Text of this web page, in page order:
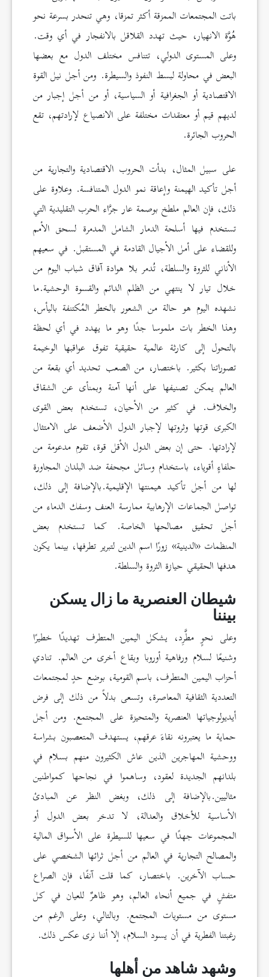
باتت المجتمعات الممزقة أكثر تمزقا، وهي تنحدر بسرعة نحو
هُوَّة الانهيار، حيث تهدد القلاقل بالانفجار في أي وقت.
وعلى المستوى الدولي، تتنافس مختلف الدول مع بعضها
البعض في محاولة لبسط النفوذ والسيطرة. ومن أجل نيل القوة
الاقتصادية أو الجغرافية أو السياسية، أو من أجل إجبار من
لديهم قيم أو معتقدات مختلفة على الانصياع لإرادتهم، تقع
الحروب الجائرة.
على سبيل المثال، بدأت الحروب الاقتصادية والتجارية من
أجل تأكيد الهيمنة وإعاقة نمو الدول المتنافسة. وعلاوة على
ذلك، فإن العالم ملطخ بوصمة عار جرَّاء الحرب التقليدية التي
تستخدم فيها أسلحة الدمار الشامل المدمرة لسحق الأمم
وللقضاء على أمل الأجيال القادمة في المستقبل. في سعيهم
الأناني للثروة والسلطة، تُدمر بلا هوادة آفاق شباب اليوم من
خلال تيار لا ينتهي من الظلم الدائم والقسوة الوحشية.ما
نشهده اليوم هو حالة من الشعور بالخطر المُكتنفة باليأس،
وهذا الخطر بات ملموسا جدًا وهو ما يهدد في أي لحظة
بالتحول إلى كارثة عالمية حقيقية تفوق عواقبها الوخيمة
تصوراتنا بكثير. باختصار، من الصعب تحديد أي بقعة من
العالم يمكن تصنيفها على أنها آمنة وبمنأى عن الشقاق
والخلاف. في كثير من الأحيان، تستخدم بعض القوى
الكبرى قوتها وثروتها لإجبار الدول الأضعف على الامتثال
لإرادتها. حتى إن بعض الدول الأقل قوة، تقوم مدعومة من
حلفاءٍ أقوياء، باستخدام وسائل مجحفة ضد البلدان المجاورة
لها من أجل تأكيد هيمنتها الإقليمية.بالإضافة إلى ذلك،
تواصل الجماعات الإرهابية ممارسة العنف وسفك الدماء من
أجل تحقيق مصالحها الخاصة. كما تستخدم بعض
المنظمات «الدينية» زورًا اسم الدين لتبرير تطرفها، بينما يكون
هدفها الحقيقي حيازة الثروة والسلطة.
شيطان العنصرية ما زال يسكن
بيننا
وعلى نحوٍ مطَّرِد، يشكل اليمين المتطرف تهديدًا خطيرًا
وشنيعًا لسلام ورفاهية أوروبا وبقاع أخرى من العالم. تنادي
أحزاب اليمين المتطرف، باسم القومية، بوضع حدٍ لمجتمعات
التعددية الثقافية المعاصرة، وتسعى بدلاً من ذلك إلى فرض
أيديولوجياتها العنصرية والمتحيزة على المجتمع. ومن أجل
حماية ما يعتبرونه نقاءَ عرقهم، يستهدف المتعصبون بشراسة
ووحشية المهاجرين الذين عاش الكثيرون منهم بسلام في
بلدانهم الجديدة لعقود، وساهموا في نجاحها كمواطنين
مثاليين.بالإضافة إلى ذلك، وبغض النظر عن المبادئ
الأساسية للأخلاق والعدالة، لا تدخر بعض الدول أو
المجموعات جهدًا في سعيها للسيطرة على الأسواق المالية
والمصالح التجارية في العالم من أجل ثرائها الشخصي على
حساب الآخرين. باختصار، كما قلت آنفًا، فإن الصراع
متفشٍ في جميع أنحاء العالم، وهو ظاهرٌ للعيان في كل
مستوى من مستويات المجتمع. وبالتالي، وعلى الرغم من
رغبتنا الفطرية في أن يسود السلام، إلا أننا نرى عكس ذلك.
وشهد شاهد من أهلها